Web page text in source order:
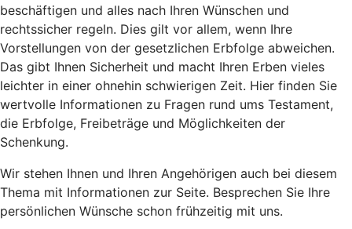
beschäftigen und alles nach Ihren Wünschen und
rechtssicher regeln. Dies gilt vor allem, wenn Ihre
Vorstellungen von der gesetzlichen Erbfolge abweichen.
Das gibt Ihnen Sicherheit und macht Ihren Erben vieles
leichter in einer ohnehin schwierigen Zeit. Hier finden Sie
wertvolle Informationen zu Fragen rund ums Testament,
die Erbfolge, Freibeträge und Möglichkeiten der
Schenkung.
Wir stehen Ihnen und Ihren Angehörigen auch bei diesem
Thema mit Informationen zur Seite. Besprechen Sie Ihre
persönlichen Wünsche schon frühzeitig mit uns.